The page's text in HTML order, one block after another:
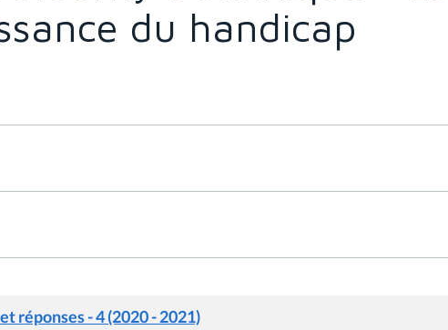
du handicap
réponses - 4 (2020 - 2021)